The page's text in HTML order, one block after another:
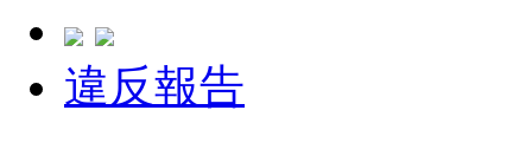
違反報告